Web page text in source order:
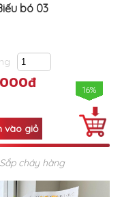
bó 03
16%
Sắp cháy hàng